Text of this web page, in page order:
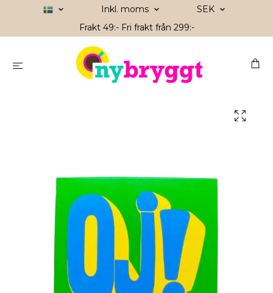
Inkl. moms
SEK
Frakt 49:- Fri frakt från 299:-